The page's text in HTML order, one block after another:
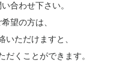
合わせ下さい。
望の方は、
いただけますと、
だくことができます。